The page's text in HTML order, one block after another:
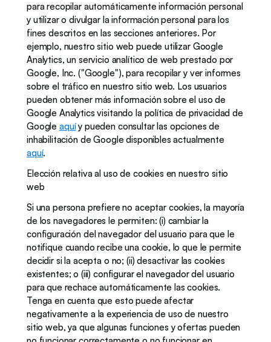
para recopilar automáticamente información personal
y utilizar o divulgar la información personal para los
fines descritos en las secciones anteriores. Por
ejemplo, nuestro sitio web puede utilizar Google
Analytics, un servicio analítico de web prestado por
Google, Inc. ("Google"), para recopilar y ver informes
sobre el tráfico en nuestro sitio web. Los usuarios
pueden obtener más información sobre el uso de
Google Analytics visitando la política de privacidad de
Google aquí y pueden consultar las opciones de
aquí.
Elección relativa al uso de cookies en nuestro sitio
web
Si una persona prefiere no aceptar cookies, la mayoría
de los navegadores le permiten: (i) cambiar la
configuración del navegador del usuario para que le
notifique cuando recibe una cookie, lo que le permite
decidir si la acepta o no; (ii) desactivar las cookies
existentes; o (iii) configurar el navegador del usuario
para que rechace automáticamente las cookies.
Tenga en cuenta que esto puede afectar
negativamente a la experiencia de uso de nuestro
sitio web, ya que algunas funciones y ofertas pueden